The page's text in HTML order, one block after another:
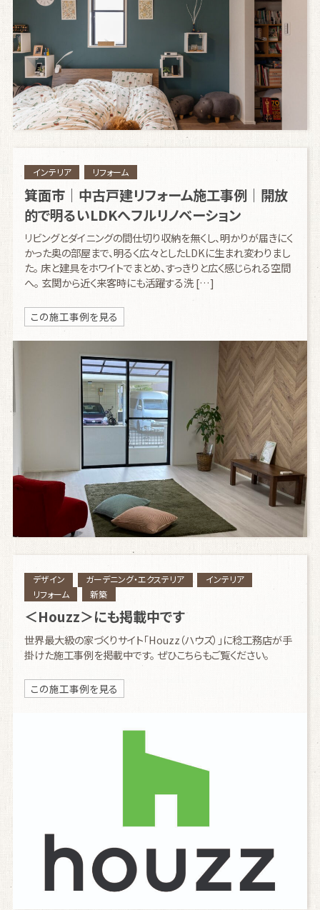
インテリア リフォーム
箕面市｜中古戸建リフォーム施工事例｜開放
的で明るいLDKへフルリノベーション
リビングとダイニングの間仕切り収納を無くし、明かりが届きにく
かった奥の部屋まで、明るく広々としたLDKに生まれ変わりまし
た。 床と建具をホワイトでまとめ、すっきりと広く感じられる空間
へ。 玄関から近く来客時にも活躍する洗 […]
この施工事例を見る
デザイン ガーデニング・エクステリア
インテリア
リフォーム
新築
＜Houzz＞にも掲載中です
世界最大級の家づくりサイト「Houzz（ハウズ）」に稔工務店が手
掛けた施工事例を掲載中です。 ぜひこちらもご覧ください。
この施工事例を見る